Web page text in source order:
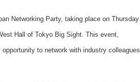
Networking Party, taking place on Thursday
Hall of Tokyo Big Sight. This event,
to network with industry colleagues